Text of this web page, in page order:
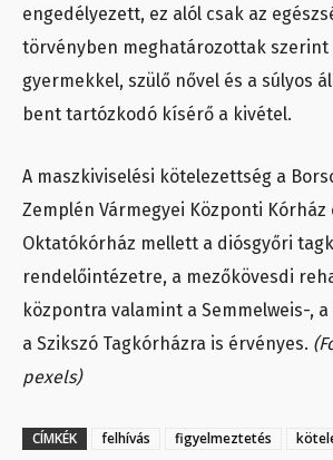
engedélyezett, ez alól csak az
törvényben meghatározottak szerint
gyermekkel, szülő nővel és a súlyos
bent tartózkodó kísérő a kivétel.
A maszkiviselési kötelezettség a
Zemplén Vármegyei Központi Kórház
Oktatókórház mellett a diósgyőri
rendelőintézetre, a mezőkövesdi
központra valamint a Semmelweis-, a
a Szikszó Tagkórházra is érvényes.
pexels)
CÍMKÉK felhívás figyelmeztetés